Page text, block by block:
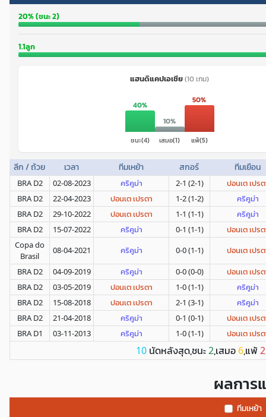
20% (ชนะ 2)
1.1ลูก
แฮนดิแคปเอเชีย(10 เกม)
40%
ชนะ(4)
10%
เสมอ(1)
50%
แพ้(5)
ลีก / ถ้วย เวลา ทีมเหย้า สกอร์ ทีมเยือน
BRA D2 02-08-2023 คริคูม่า 2-1 (2-1) ปอนเต เปร
BRA D2 22-04-2023 ปอนเต เปรตา 1-2 (1-2) คริคูม่า
BRA D2 29-10-2022 ปอนเต เปรตา 1-1 (1-1) คริคูม่า
BRA D2 15-07-2022 คริคูม่า 0-1 (1-1) ปอนเต เปร
Copa do
Brasil
08-04-2021 คริคูม่า 0-0 (1-1) ปอนเต เปร
BRA D2 04-09-2019 คริคูม่า 0-0 (0-0) ปอนเต เปร
BRA D2 03-05-2019 ปอนเต เปรตา 1-0 (1-1) คริคูม่า
BRA D2 15-08-2018 ปอนเต เปรตา 2-1 (3-1) คริคูม่า
BRA D2 21-04-2018 คริคูม่า 0-1 (0-1) ปอนเต เปร
BRA D1 03-11-2013 คริคูม่า 1-0 (1-1) ปอนเต เปร
10 นัดหลังสุด,ชนะ2,เสมอ 6,แพ้ 2
ผลการ
ทีมเหย้า